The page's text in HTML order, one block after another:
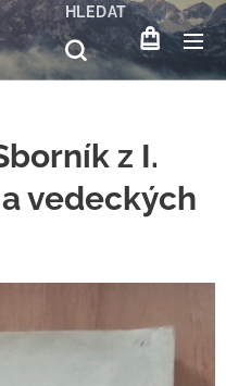
HLEDAT
z I.
vedeckých